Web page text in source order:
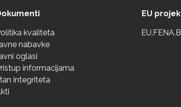
kvaliteta
nabavke
oglasi
informacijama
integriteta
EU